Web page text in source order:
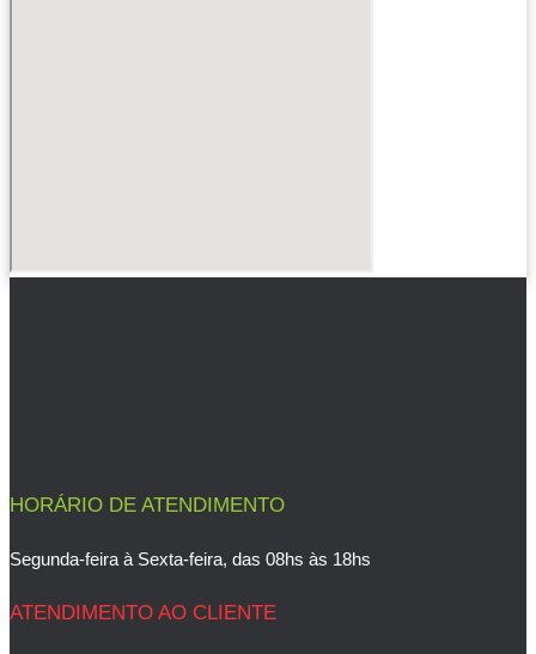
HORÁRIO DE ATENDIMENTO
Segunda-feira à Sexta-feira, das 08hs às 18hs
ATENDIMENTO AO CLIENTE